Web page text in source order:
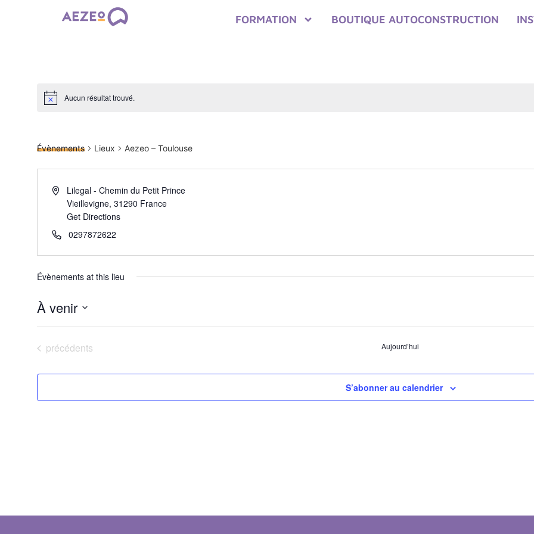
FORMATION BOUTIQUE AUTOCONSTRUCTION
Aucun résultat trouvé.
Évènements Lieux Aezeo – Toulouse
Lilegal - Chemin du Petit Prince
Vieillevigne, 31290 France
Get Directions
0297872622
Évènements at this lieu
À venir
une
Évènements
précédents Aujourd’hui
S’abonner au calendrier